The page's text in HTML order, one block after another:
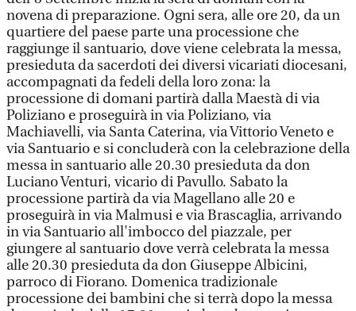
novena di preparazione. Ogni sera, alle ore 20, da un
quartiere del paese parte una processione che
raggiunge il santuario, dove viene celebrata la messa,
presieduta da sacerdoti dei diversi vicariati diocesani,
accompagnati da fedeli della loro zona: la
processione di domani partirà dalla Maestà di via
Poliziano e proseguirà in via Poliziano, via
Machiavelli, via Santa Caterina, via Vittorio Veneto e
via Santuario e si concluderà con la celebrazione della
messa in santuario alle 20.30 presieduta da don
Luciano Venturi, vicario di Pavullo. Sabato la
processione partirà da via Magellano alle 20 e
proseguirà in via Malmusi e via Brascaglia, arrivando
in via Santuario all'imbocco del piazzale, per
giungere al santuario dove verrà celebrata la messa
alle 20.30 presieduta da don Giuseppe Albicini,
parroco di Fiorano. Domenica tradizionale
processione dei bambini che si terrà dopo la messa